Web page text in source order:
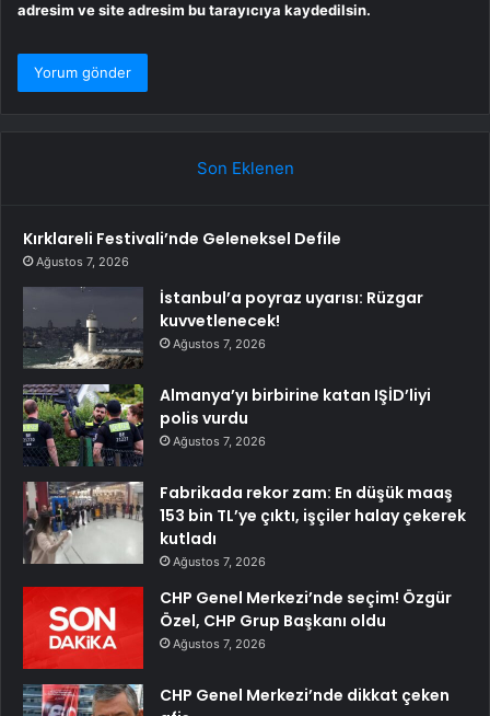
adresim ve site adresim bu tarayıcıya kaydedilsin.
Son Eklenen
Kırklareli Festivali’nde Geleneksel Defile
Ağustos 7, 2026
İstanbul’a poyraz uyarısı: Rüzgar
kuvvetlenecek!
Ağustos 7, 2026
Almanya’yı birbirine katan IŞİD’liyi
polis vurdu
Ağustos 7, 2026
Fabrikada rekor zam: En düşük maaş
153 bin TL’ye çıktı, işçiler halay çekerek
kutladı
Ağustos 7, 2026
CHP Genel Merkezi’nde seçim! Özgür
Özel, CHP Grup Başkanı oldu
Ağustos 7, 2026
CHP Genel Merkezi’nde dikkat çeken